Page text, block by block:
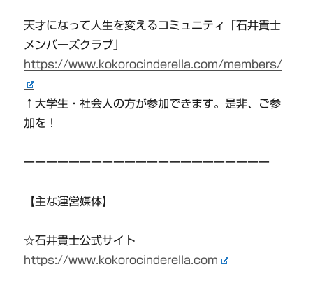
天才になって人生を変えるコミュニティ「石井貴士
メンバーズクラブ」
https://www.kokorocinderella.com/members/
↑大学生・社会人の方が参加できます。是非、ご参
加を！
ーーーーーーーーーーーーーーーーーーーーーー
【主な運営媒体】
☆石井貴士公式サイト
https://www.kokorocinderella.com